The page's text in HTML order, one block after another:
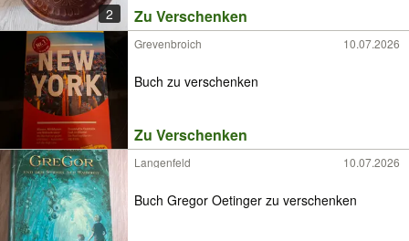
2 Zu Verschenken
Grevenbroich 10.07.2026
Buch zu verschenken
Zu Verschenken
Langenfeld 10.07.2026
Buch Gregor Oetinger zu verschenken